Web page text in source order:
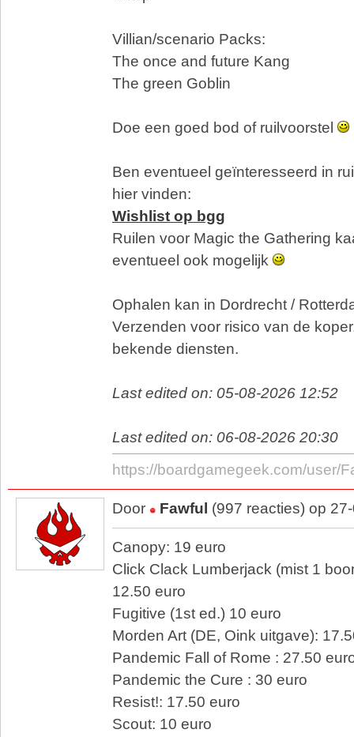
Villian/scenario Packs:
The once and future Kang
The green Goblin
Doe een goed bod of ruilvoorstel
Ben eventueel geïnteresseerd in
hier vinden:
Wishlist op bgg
Ruilen voor Magic the Gathering
eventueel ook mogelijk
Ophalen kan in Dordrecht /
Verzenden voor risico van de
bekende diensten.
Last edited on: 05-08-2026 12:52
Last edited on: 06-08-2026 20:30
https://boardgamegeek.com/user/
Door Fawful (997 reacties) op
Canopy: 19 euro
Click Clack Lumberjack (mist 1
12.50 euro
Fugitive (1st ed.) 10 euro
Morden Art (DE, Oink uitgave):
Pandemic Fall of Rome : 27.50
Pandemic the Cure : 30 euro
Resist!: 17.50 euro
Scout: 10 euro